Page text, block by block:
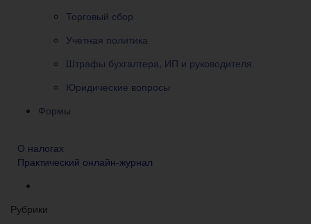
Торговый сбор
Учетная политика
Штрафы бухгалтера, ИП и руководителя
Юридические вопросы
Формы
О налогах
Практический онлайн-журнал
Рубрики